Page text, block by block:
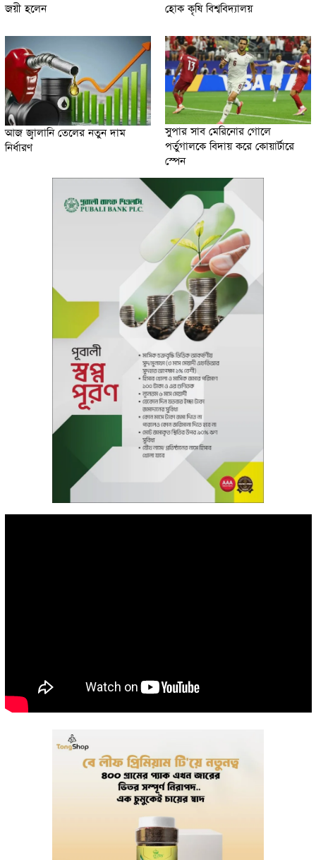
জয়ী হলেন
হোক কৃষি বিশ্ববিদ্যালয়
আজ জ্বালানি তেলের নতুন দাম
নির্ধারণ
সুপার সাব মেরিনোর গোলে
পর্তুগালকে বিদায় করে কোয়ার্টারে
স্পেন